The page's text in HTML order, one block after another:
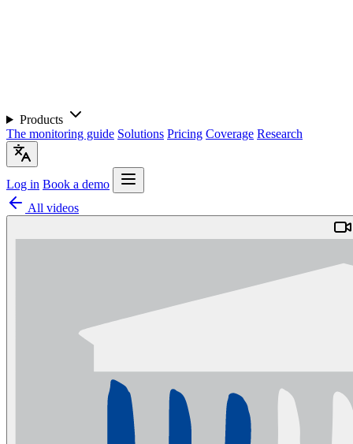
Products
The monitoring guide Solutions Pricing Coverage Research
Log in Book a demo
All videos